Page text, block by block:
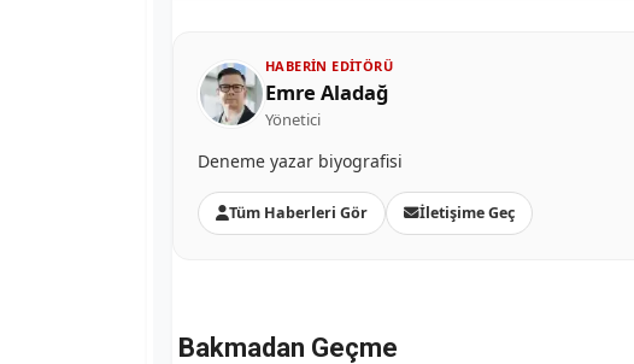
HABERIN EDITÖRÜ
Emre Aladağ
Yönetici
Deneme yazar biyografisi
Tüm Haberleri Gör İletişime Geç
Bakmadan Geçme